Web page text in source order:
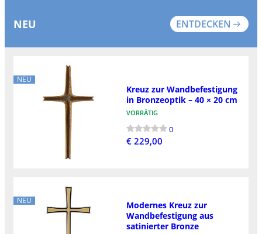
NEU ENTDECKEN
NEU
Kreuz zur Wandbefestigung
in Bronzeoptik – 40 × 20 cm
VORRÄTIG
0
€ 229,00
NEU
Modernes Kreuz zur
Wandbefestigung aus
satinierter Bronze